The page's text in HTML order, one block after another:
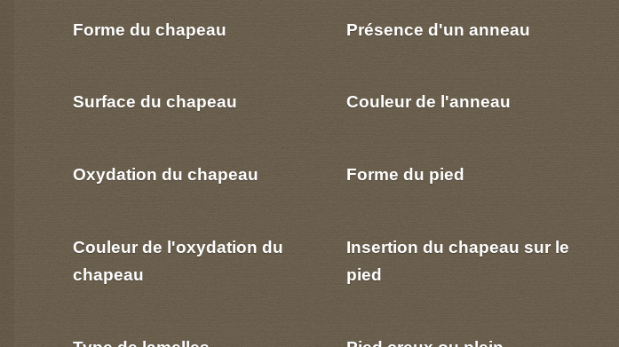
Forme du chapeau
Surface du chapeau
Oxydation du chapeau
Couleur de l'oxydation du
chapeau
Présence d'un anneau
Couleur de l'anneau
Forme du pied
Insertion du chapeau sur le
pied